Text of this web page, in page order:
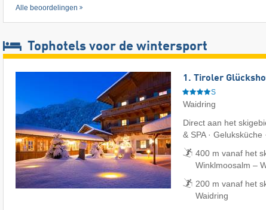
Alle beoordelingen
Tophotels voor de wintersport
1. Tiroler
S
Waidring
Direct aan het
& SPA · Geluksküche ·
400 m vanaf het
Winklmoosalm –
200 m vanaf het
Waidring